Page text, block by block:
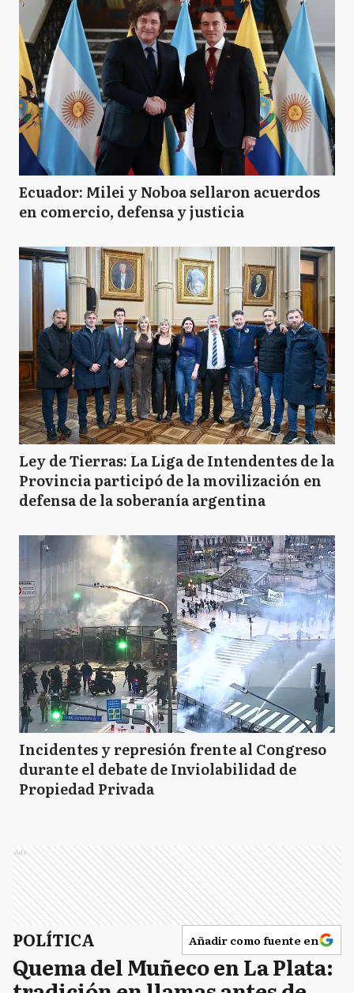
Ecuador: Milei y Noboa sellaron acuerdos
en comercio, defensa y justicia
Ley de Tierras: La Liga de Intendentes de la
Provincia participó de la movilización en
defensa de la soberanía argentina
Incidentes y represión frente al Congreso
durante el debate de Inviolabilidad de
Propiedad Privada
Ads
POLÍTICA Añadir como fuente en
Quema del Muñeco en La Plata: